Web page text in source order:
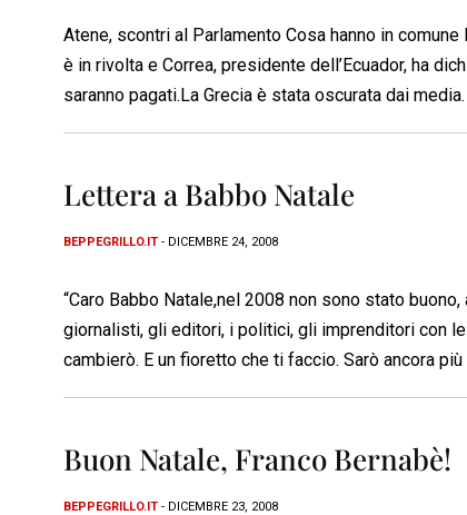
Atene, scontri al Parlamento Cosa hanno in comune
è in rivolta e Correa, presidente dell’Ecuador, ha
saranno pagati.La Grecia è stata oscurata dai
Lettera a Babbo Natale
BEPPEGRILLO.IT - DICEMBRE 24, 2008
“Caro Babbo Natale,nel 2008 non sono stato
giornalisti, gli editori, i politici, gli imprenditori con
cambierò. E un fioretto che ti faccio. Sarò ancora
Buon Natale, Franco Bernabè!
BEPPEGRILLO.IT - DICEMBRE 23, 2008